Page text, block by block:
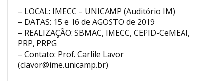
– LOCAL: IMECC – UNICAMP (Auditório IM)
– DATAS: 15 e 16 de AGOSTO de 2019
– REALIZAÇÃO: SBMAC, IMECC, CEPID-CeMEAI,
PRP, PRPG
– Contato: Prof. Carlile Lavor
(clavor@ime.unicamp.br)